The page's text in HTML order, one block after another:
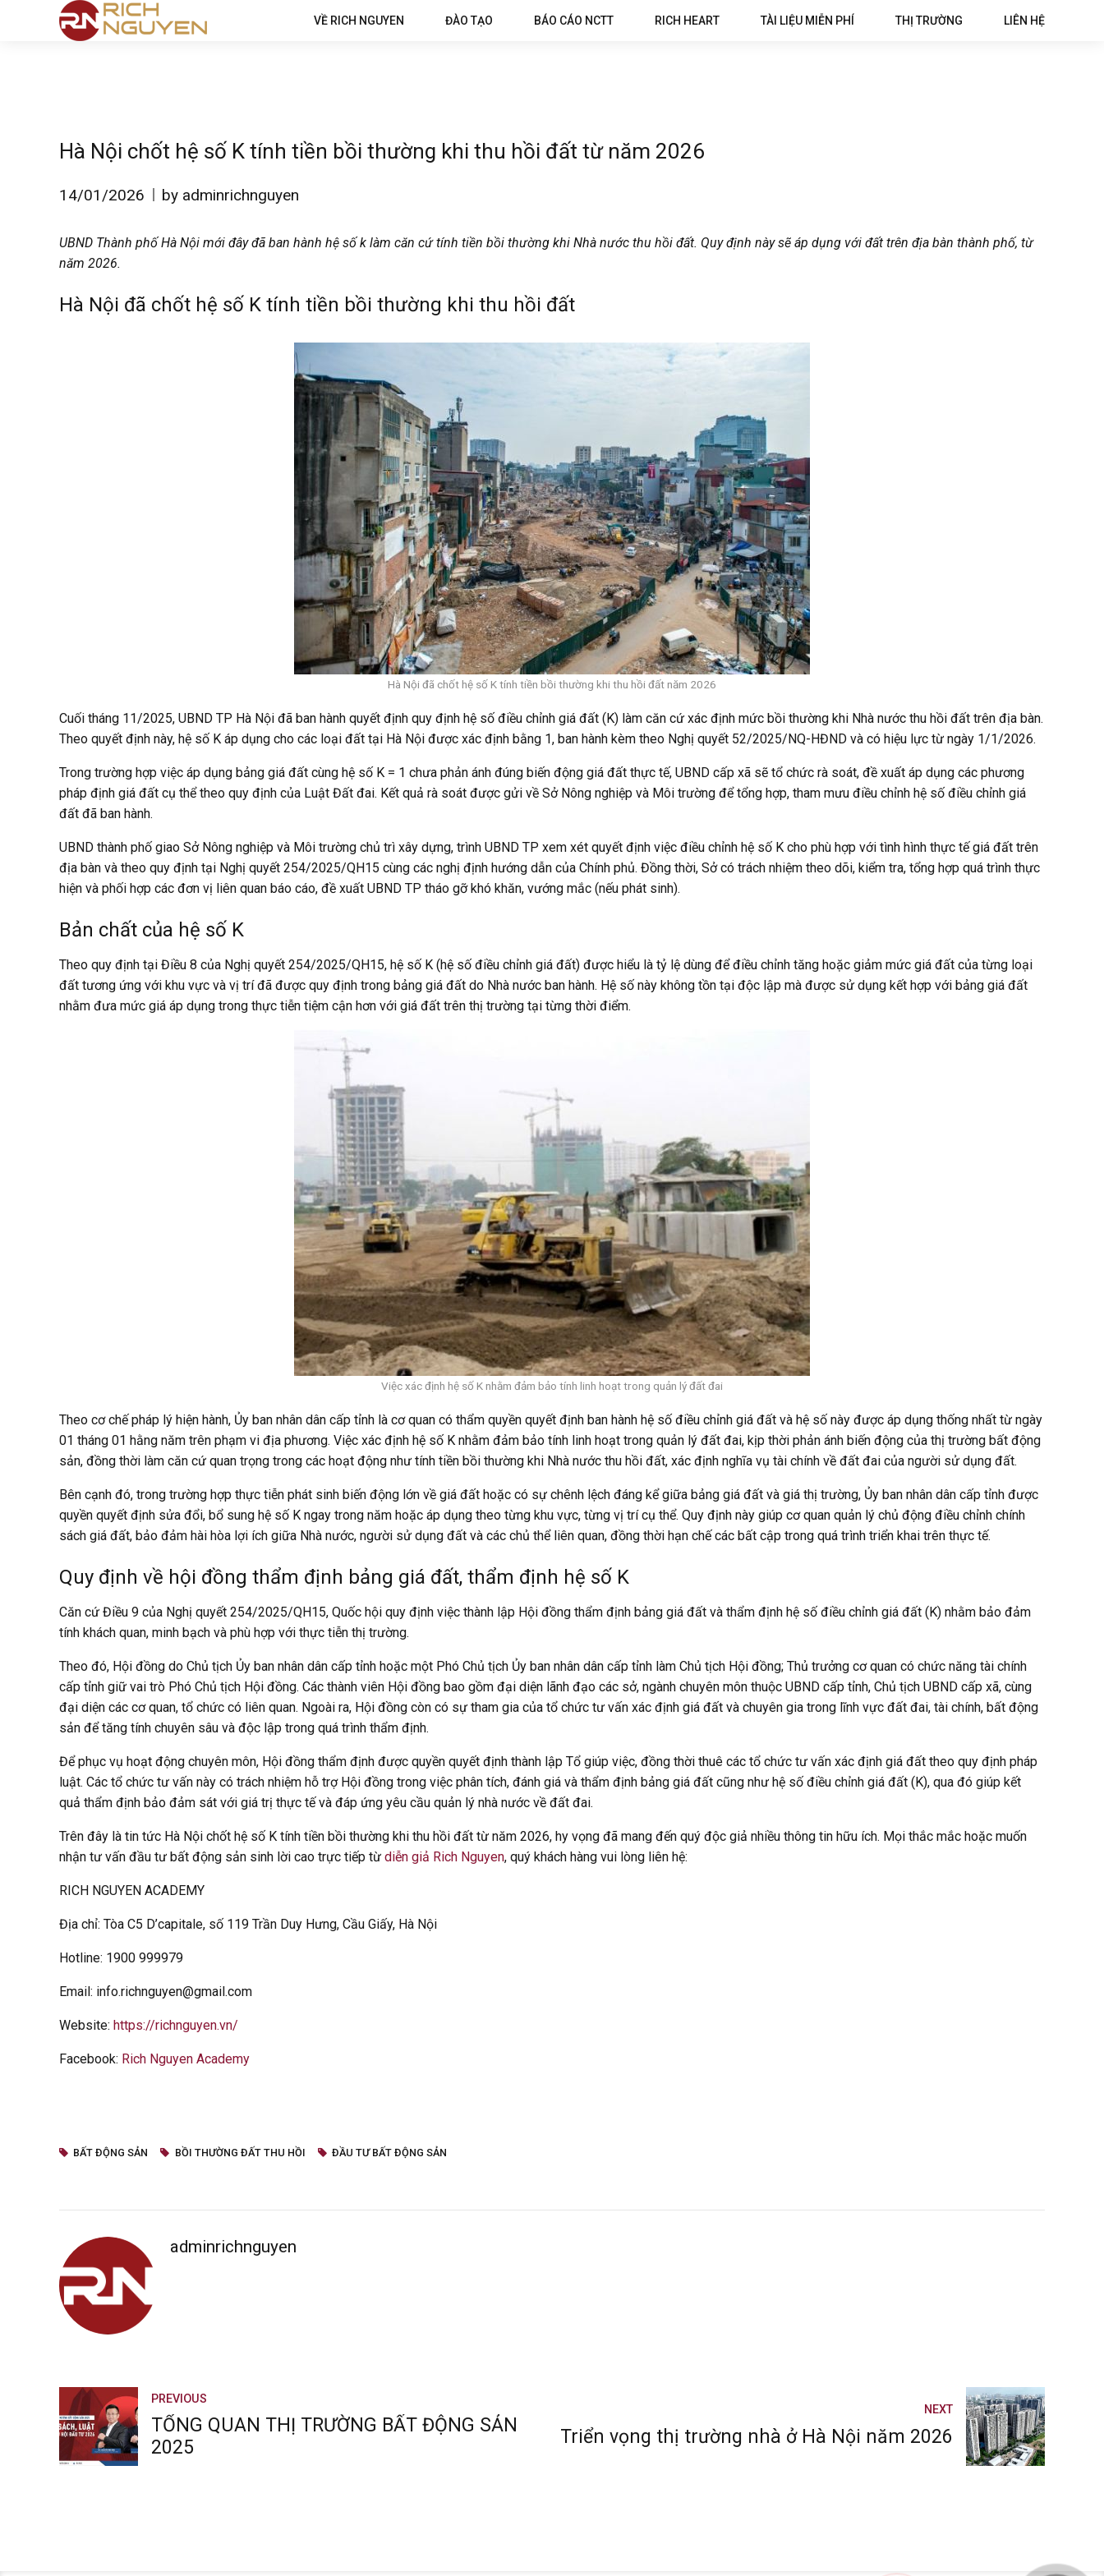
VỀ RICH NGUYEN ĐÀO TẠO BÁO CÁO NCTT RICH HEART TÀI LIỆU MIỄN PHÍ THỊ TRƯỜNG LIÊN HỆ
Hà Nội chốt hệ số K tính tiền bồi thường khi thu hồi đất từ năm 2026
14/01/2026 by adminrichnguyen
UBND Thành phố Hà Nội mới đây đã ban hành hệ số k làm căn cứ tính tiền bồi thường khi Nhà nước thu hồi đất. Quy định này sẽ áp dụng với đất trên địa bàn thành phố, từ
năm 2026.
Hà Nội đã chốt hệ số K tính tiền bồi thường khi thu hồi đất
Hà Nội đã chốt hệ số K tính tiền bồi thường khi thu hồi đất năm 2026
Cuối tháng 11/2025, UBND TP Hà Nội đã ban hành quyết định quy định hệ số điều chỉnh giá đất (K) làm căn cứ xác định mức bồi thường khi Nhà nước thu hồi đất trên địa bàn.
Theo quyết định này, hệ số K áp dụng cho các loại đất tại Hà Nội được xác định bằng 1, ban hành kèm theo Nghị quyết 52/2025/NQ-HĐND và có hiệu lực từ ngày 1/1/2026.
Trong trường hợp việc áp dụng bảng giá đất cùng hệ số K = 1 chưa phản ánh đúng biến động giá đất thực tế, UBND cấp xã sẽ tổ chức rà soát, đề xuất áp dụng các phương
pháp định giá đất cụ thể theo quy định của Luật Đất đai. Kết quả rà soát được gửi về Sở Nông nghiệp và Môi trường để tổng hợp, tham mưu điều chỉnh hệ số điều chỉnh giá
đất đã ban hành.
UBND thành phố giao Sở Nông nghiệp và Môi trường chủ trì xây dựng, trình UBND TP xem xét quyết định việc điều chỉnh hệ số K cho phù hợp với tình hình thực tế giá đất trên
địa bàn và theo quy định tại Nghị quyết 254/2025/QH15 cùng các nghị định hướng dẫn của Chính phủ. Đồng thời, Sở có trách nhiệm theo dõi, kiểm tra, tổng hợp quá trình thực
hiện và phối hợp các đơn vị liên quan báo cáo, đề xuất UBND TP tháo gỡ khó khăn, vướng mắc (nếu phát sinh).
Bản chất của hệ số K
Theo quy định tại Điều 8 của Nghị quyết 254/2025/QH15, hệ số K (hệ số điều chỉnh giá đất) được hiểu là tỷ lệ dùng để điều chỉnh tăng hoặc giảm mức giá đất của từng loại
đất tương ứng với khu vực và vị trí đã được quy định trong bảng giá đất do Nhà nước ban hành. Hệ số này không tồn tại độc lập mà được sử dụng kết hợp với bảng giá đất
nhằm đưa mức giá áp dụng trong thực tiễn tiệm cận hơn với giá đất trên thị trường tại từng thời điểm.
Việc xác định hệ số K nhằm đảm bảo tính linh hoạt trong quản lý đất đai
Theo cơ chế pháp lý hiện hành, Ủy ban nhân dân cấp tỉnh là cơ quan có thẩm quyền quyết định ban hành hệ số điều chỉnh giá đất và hệ số này được áp dụng thống nhất từ ngày
01 tháng 01 hằng năm trên phạm vi địa phương. Việc xác định hệ số K nhằm đảm bảo tính linh hoạt trong quản lý đất đai, kịp thời phản ánh biến động của thị trường bất động
sản, đồng thời làm căn cứ quan trọng trong các hoạt động như tính tiền bồi thường khi Nhà nước thu hồi đất, xác định nghĩa vụ tài chính về đất đai của người sử dụng đất.
Bên cạnh đó, trong trường hợp thực tiễn phát sinh biến động lớn về giá đất hoặc có sự chênh lệch đáng kể giữa bảng giá đất và giá thị trường, Ủy ban nhân dân cấp tỉnh được
quyền quyết định sửa đổi, bổ sung hệ số K ngay trong năm hoặc áp dụng theo từng khu vực, từng vị trí cụ thể. Quy định này giúp cơ quan quản lý chủ động điều chỉnh chính
sách giá đất, bảo đảm hài hòa lợi ích giữa Nhà nước, người sử dụng đất và các chủ thể liên quan, đồng thời hạn chế các bất cập trong quá trình triển khai trên thực tế.
Quy định về hội đồng thẩm định bảng giá đất, thẩm định hệ số K
Căn cứ Điều 9 của Nghị quyết 254/2025/QH15, Quốc hội quy định việc thành lập Hội đồng thẩm định bảng giá đất và thẩm định hệ số điều chỉnh giá đất (K) nhằm bảo đảm
tính khách quan, minh bạch và phù hợp với thực tiễn thị trường.
Theo đó, Hội đồng do Chủ tịch Ủy ban nhân dân cấp tỉnh hoặc một Phó Chủ tịch Ủy ban nhân dân cấp tỉnh làm Chủ tịch Hội đồng; Thủ trưởng cơ quan có chức năng tài chính
cấp tỉnh giữ vai trò Phó Chủ tịch Hội đồng. Các thành viên Hội đồng bao gồm đại diện lãnh đạo các sở, ngành chuyên môn thuộc UBND cấp tỉnh, Chủ tịch UBND cấp xã, cùng
đại diện các cơ quan, tổ chức có liên quan. Ngoài ra, Hội đồng còn có sự tham gia của tổ chức tư vấn xác định giá đất và chuyên gia trong lĩnh vực đất đai, tài chính, bất động
sản để tăng tính chuyên sâu và độc lập trong quá trình thẩm định.
Để phục vụ hoạt động chuyên môn, Hội đồng thẩm định được quyền quyết định thành lập Tổ giúp việc, đồng thời thuê các tổ chức tư vấn xác định giá đất theo quy định pháp
luật. Các tổ chức tư vấn này có trách nhiệm hỗ trợ Hội đồng trong việc phân tích, đánh giá và thẩm định bảng giá đất cũng như hệ số điều chỉnh giá đất (K), qua đó giúp kết
quả thẩm định bảo đảm sát với giá trị thực tế và đáp ứng yêu cầu quản lý nhà nước về đất đai.
Trên đây là tin tức Hà Nội chốt hệ số K tính tiền bồi thường khi thu hồi đất từ năm 2026, hy vọng đã mang đến quý độc giả nhiều thông tin hữu ích. Mọi thắc mắc hoặc muốn
nhận tư vấn đầu tư bất động sản sinh lời cao trực tiếp từ diễn giả Rich Nguyen, quý khách hàng vui lòng liên hệ:
RICH NGUYEN ACADEMY
Địa chỉ: Tòa C5 D’capitale, số 119 Trần Duy Hưng, Cầu Giấy, Hà Nội
Hotline: 1900 999979
Email: info.richnguyen@gmail.com
Website: https://richnguyen.vn/
Facebook: Rich Nguyen Academy
BẤT ĐỘNG SẢN BỒI THƯỜNG ĐẤT THU HỒI ĐẦU TƯ BẤT ĐỘNG SẢN
adminrichnguyen
PREVIOUS
TỔNG QUAN THỊ TRƯỜNG BẤT ĐỘNG SẢN
2025
NEXT
Triển vọng thị trường nhà ở Hà Nội năm 2026